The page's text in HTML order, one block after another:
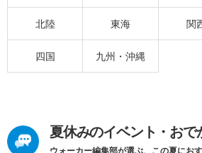
北陸 東海 関
四国 九州・沖縄
夏休みのイベント・おで
ウォーカー編集部が選ぶ、この夏にお